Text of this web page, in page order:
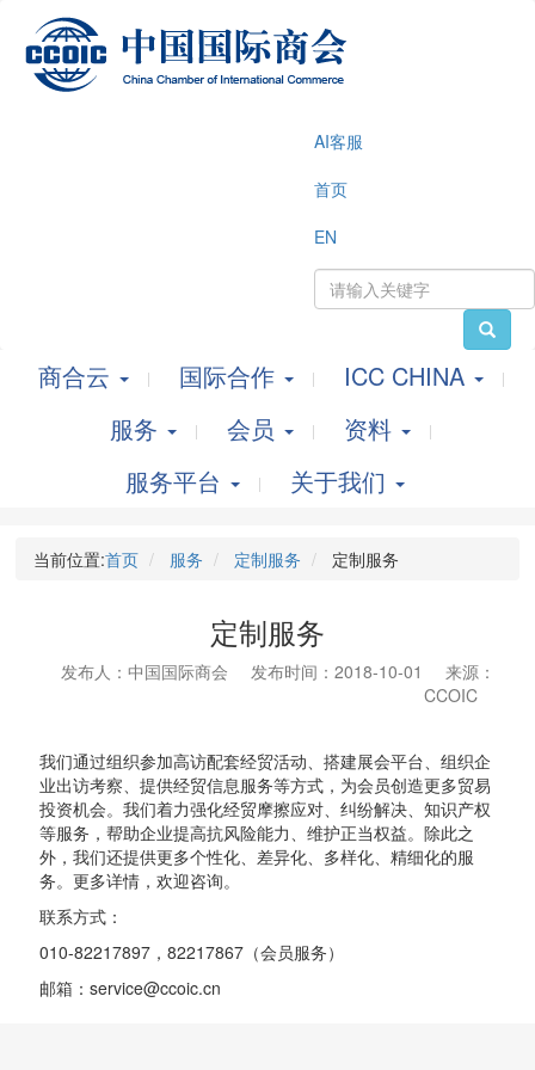
AI客服
首页
EN
商合云 国际合作
ICC CHINA
服务
会员
资料
服务平台
关于我们
当前位置:首页 服务 定制服务 定制服务
定制服务
发布人：中国国际商会 发布时间：2018-10-01
来源：
CCOIC
我们通过组织参加高访配套经贸活动、搭建展会平台、组织企
业出访考察、提供经贸信息服务等方式，为会员创造更多贸易
投资机会。我们着力强化经贸摩擦应对、纠纷解决、知识产权
等服务，帮助企业提高抗风险能力、维护正当权益。除此之
外，我们还提供更多个性化、差异化、多样化、精细化的服
务。更多详情，欢迎咨询。
联系方式：
010-82217897，82217867（会员服务）
邮箱：service@ccoic.cn